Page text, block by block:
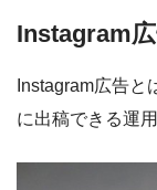
Instagram
Instagram広告
に出稿できる運